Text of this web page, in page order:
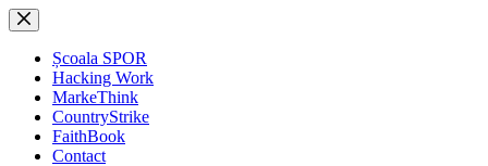
Sari
la
conținutȘcoala SPOR
Hacking Work
MarkeThink
CountryStrike
FaithBook
Contact